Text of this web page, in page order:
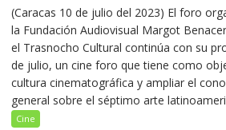
(Caracas 10 de julio del 2023) El foro
la Fundación Audiovisual Margot
el Trasnocho Cultural continúa con su
de julio, un cine foro que tiene como
cultura cinematográfica y ampliar el
general sobre el séptimo arte
Cine